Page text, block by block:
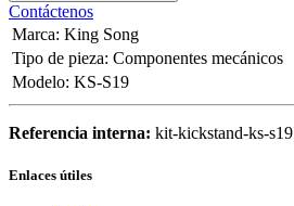
Contáctenos
Marca: King Song
Tipo de pieza: Componentes mecánicos
Modelo: KS-S19
Referencia interna: kit-kickstand-ks-s19
Enlaces útiles